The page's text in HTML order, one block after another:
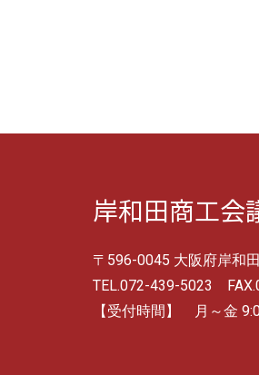
岸和田商工会
〒596-0045 大阪府岸和
TEL.072-439-5023
【受付時間】 月～金